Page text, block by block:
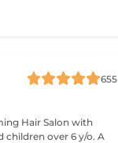
655
Hair Salon with
over 6 y/o. A